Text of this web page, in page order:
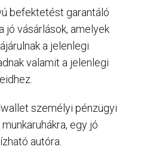
befektetést garantáló
jó vásárlások, amelyek
a jelenlegi
valamit a jelenlegi
személyi pénzügyi
egy jó
autóra.